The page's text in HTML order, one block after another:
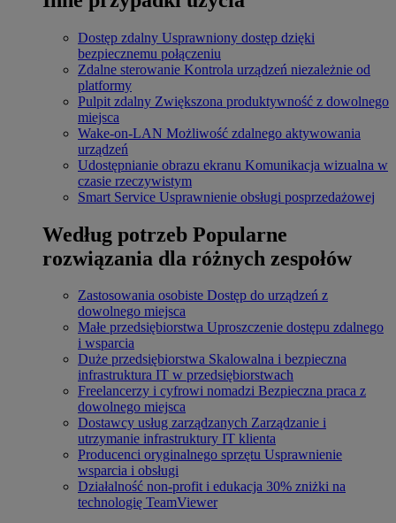
Dostęp zdalny Usprawniony dostęp dzięki
bezpiecznemu połączeniu
Zdalne sterowanie Kontrola urządzeń niezależnie od
platformy
Pulpit zdalny Zwiększona produktywność z dowolnego
miejsca
Wake-on-LAN Możliwość zdalnego aktywowania
urządzeń
Udostępnianie obrazu ekranu Komunikacja wizualna w
czasie rzeczywistym
Smart Service Usprawnienie obsługi posprzedażowej
Według potrzeb Popularne
rozwiązania dla różnych zespołów
Zastosowania osobiste Dostęp do urządzeń z
dowolnego miejsca
Małe przedsiębiorstwa Uproszczenie dostępu zdalnego
i wsparcia
Duże przedsiębiorstwa Skalowalna i bezpieczna
infrastruktura IT w przedsiębiorstwach
Freelancerzy i cyfrowi nomadzi Bezpieczna praca z
dowolnego miejsca
Dostawcy usług zarządzanych Zarządzanie i
utrzymanie infrastruktury IT klienta
Producenci oryginalnego sprzętu Usprawnienie
wsparcia i obsługi
Działalność non-profit i edukacja 30% zniżki na
technologię TeamViewer